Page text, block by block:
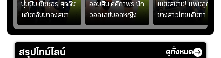
บุ๋มบิ๋ม ชัชชุอร สุดตื่น
เต้นกลับมาลงสนาม
ให้ทีมชาติ แอบกังวล
จังหวะไม่เข้ากับเพื่อน
ออมสิน ศศิภาพร นัก
วอลเลย์บอลหญิงทีม
ชาติไทย หวังใช้ 2
เกมที่เหลือ ปรับจู
แน่นสนาม! แฟนลูก
ยางสาวไทยเดินทาง
เข้ามาเชียร์สาวไทย
อย่างคึกคัก เพื่อให้
กำลังใจ ก่อนที่สาว
สรุปไทม์ไลน์ ดูทั้งหมด